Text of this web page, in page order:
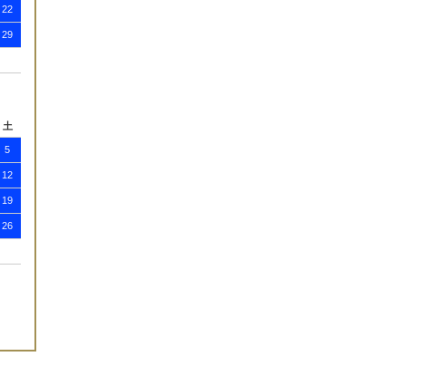
22
29
土
5
12
19
26